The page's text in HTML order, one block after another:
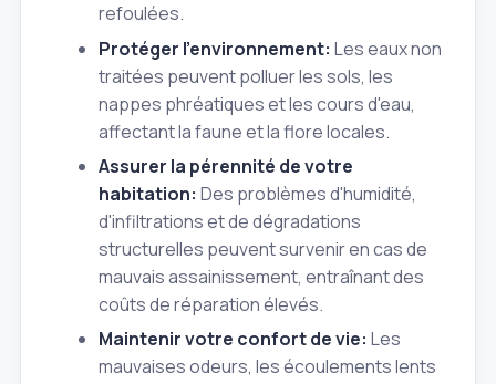
refoulées.
Protéger l'environnement: Les eaux non
traitées peuvent polluer les sols, les
nappes phréatiques et les cours d'eau,
affectant la faune et la flore locales.
Assurer la pérennité de votre
habitation: Des problèmes d'humidité,
d'infiltrations et de dégradations
structurelles peuvent survenir en cas de
mauvais assainissement, entraînant des
coûts de réparation élevés.
Maintenir votre confort de vie: Les
mauvaises odeurs, les écoulements lents